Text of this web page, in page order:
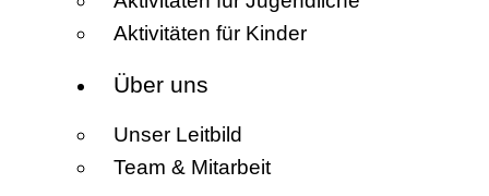
Aktivitäten für Kinder
Über uns
Unser Leitbild
Team & Mitarbeit